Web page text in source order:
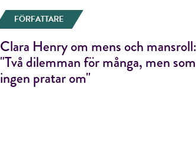
FÖRFATTARE
Clara Henry om mens och mansroll:
"Två dilemman för många, men som
ingen pratar om"